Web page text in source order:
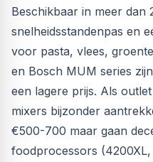
Beschikbaar in meer dan
snelheidsstandenpas en
voor pasta, vlees,
en Bosch MUM series
een lagere prijs. Als
mixers bijzonder
€500-700 maar gaan
foodprocessors